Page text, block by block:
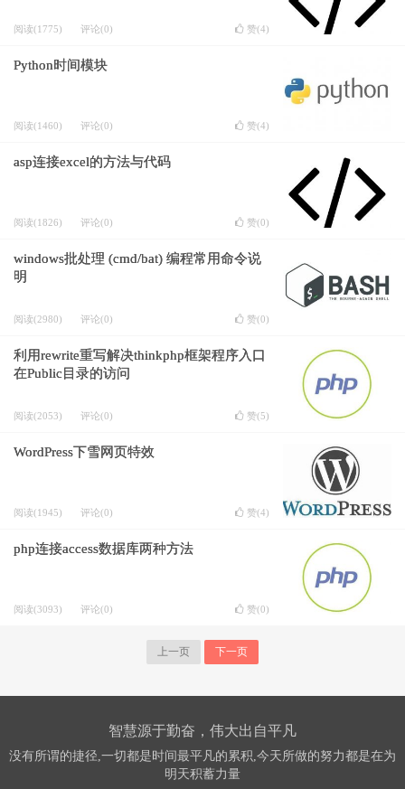
阅读(1775) 评论(0) 赞(4)
Python时间模块
阅读(1460) 评论(0) 赞(4)
asp连接excel的方法与代码
阅读(1826) 评论(0) 赞(0)
windows批处理 (cmd/bat) 编程常用命令说
明
阅读(2980) 评论(0) 赞(0)
利用rewrite重写解决thinkphp框架程序入口
在Public目录的访问
阅读(2053) 评论(0) 赞(5)
WordPress下雪网页特效
阅读(1945) 评论(0) 赞(4)
php连接access数据库两种方法
阅读(3093) 评论(0) 赞(0)
上一页 下一页
智慧源于勤奋，伟大出自平凡
没有所谓的捷径,一切都是时间最平凡的累积,今天所做的努力都是在为
明天积蓄力量